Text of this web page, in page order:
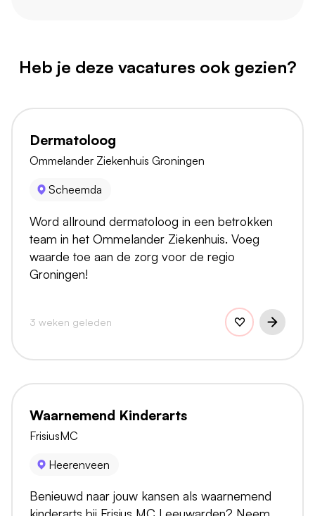
Heb je deze vacatures ook gezien?
Dermatoloog
Ommelander Ziekenhuis Groningen
Scheemda
Word allround dermatoloog in een betrokken
team in het Ommelander Ziekenhuis. Voeg
waarde toe aan de zorg voor de regio
Groningen!
3 weken geleden
Waarnemend Kinderarts
FrisiusMC
Heerenveen
Benieuwd naar jouw kansen als waarnemend